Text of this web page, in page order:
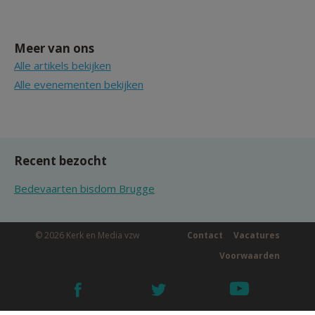
Meer van ons
Alle artikels bekijken
Alle evenementen bekijken
Recent bezocht
Bedevaarten bisdom Brugge
© 2026 Kerk en Media vzw Vacatures
Contact
Voorwaarden